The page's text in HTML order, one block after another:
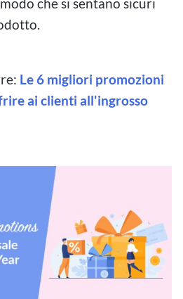
che si sentano sicuri
Le 6 migliori promozioni
ai clienti all'ingrosso